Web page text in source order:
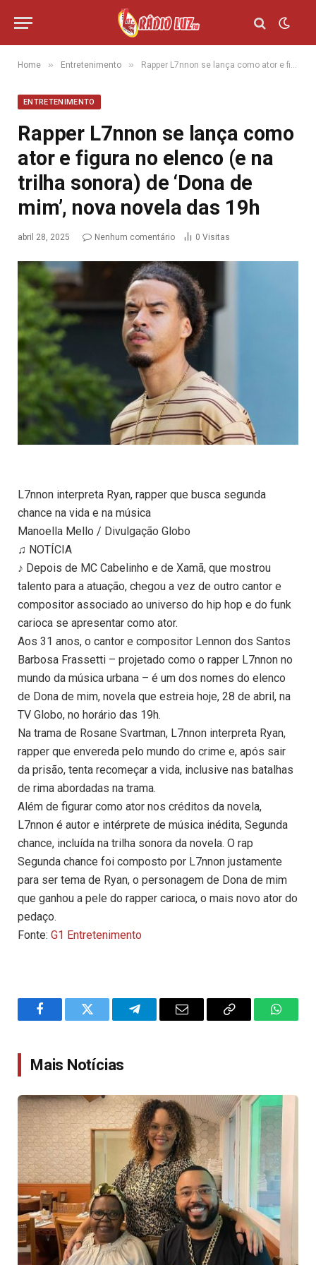
Home » Entretenimento » Rapper L7nnon se lança como ator e figura no elenco (e na trilha sonora) de ‘Dona de mim’, nova novela das 19h
ENTRETENIMENTO
Rapper L7nnon se lança como
ator e figura no elenco (e na
trilha sonora) de ‘Dona de
mim’, nova novela das 19h
abril 28, 2025 Nenhum comentário 0 Visitas
L7nnon interpreta Ryan, rapper que busca segunda
chance na vida e na música
Manoella Mello / Divulgação Globo
♫ NOTÍCIA
♪ Depois de MC Cabelinho e de Xamã, que mostrou
talento para a atuação, chegou a vez de outro cantor e
compositor associado ao universo do hip hop e do funk
carioca se apresentar como ator.
Aos 31 anos, o cantor e compositor Lennon dos Santos
Barbosa Frassetti – projetado como o rapper L7nnon no
mundo da música urbana – é um dos nomes do elenco
de Dona de mim, novela que estreia hoje, 28 de abril, na
TV Globo, no horário das 19h.
Na trama de Rosane Svartman, L7nnon interpreta Ryan,
rapper que envereda pelo mundo do crime e, após sair
da prisão, tenta recomeçar a vida, inclusive nas batalhas
de rima abordadas na trama.
Além de figurar como ator nos créditos da novela,
L7nnon é autor e intérprete de música inédita, Segunda
chance, incluída na trilha sonora da novela. O rap
Segunda chance foi composto por L7nnon justamente
para ser tema de Ryan, o personagem de Dona de mim
que ganhou a pele do rapper carioca, o mais novo ator do
pedaço.
Fonte: G1 Entretenimento
FacebookTwitter TelegramEmail
Copy
Mais Notícias